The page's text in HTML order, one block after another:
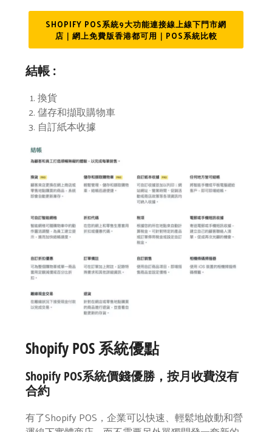
SHOPIFY POS系統9大功能連接線上線下門市網
店｜網上免費版香港都可用｜POS系統比較
結帳 :
換貨
儲存和擷取購物車
自訂紙本收據
Shopify POS 系統優點
Shopify POS系統價錢優勝，按月收費沒有
合約
有了Shopify POS，企業可以快速、輕鬆地啟動和營